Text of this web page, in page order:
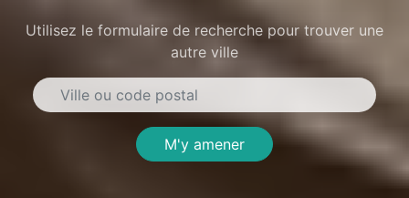
Utilisez le formulaire de recherche pour trouver une
autre ville
M'y amener